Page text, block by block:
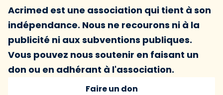
Acrimed est une association qui tient à son
indépendance. Nous ne recourons ni à la
publicité ni aux subventions publiques.
Vous pouvez nous soutenir en faisant un
don ou en adhérant à l'association.
Faire un don